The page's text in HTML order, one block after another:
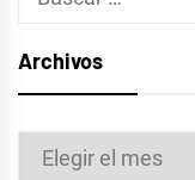
Archivos
Archivos